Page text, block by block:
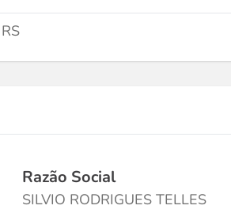
Razão Social
SILVIO RODRIGUES TELLES